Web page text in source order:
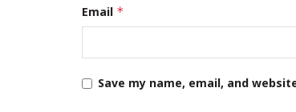
Email *
Save my name, email, and